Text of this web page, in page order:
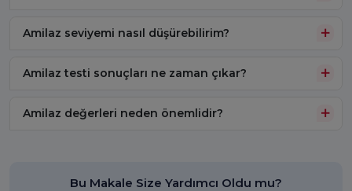
Amilaz seviyemi nasıl düşürebilirim?
Amilaz testi sonuçları ne zaman çıkar?
Amilaz değerleri neden önemlidir?
Bu Makale Size Yardımcı Oldu mu?